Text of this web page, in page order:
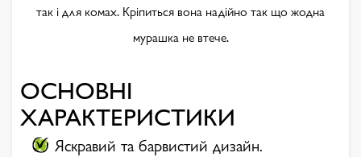
так і для комах. Кріпиться вона надійно так що жодна
мурашка не втече.
ОСНОВНІ
ХАРАКТЕРИСТИКИ
Яскравий та барвистий дизайн.